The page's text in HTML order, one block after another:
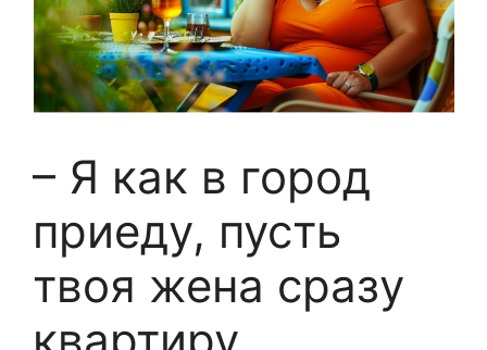
– Я как в город
приеду, пусть
твоя жена сразу